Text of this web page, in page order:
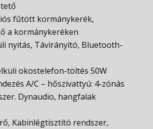
fűtött kormánykerék,
a kormánykeréken
nyitás, Távirányító, Bluetooth-
okostelefon-töltés 50W
A/C – hőszivattyú: 4-zónás
Dynaudio, hangfalak
Kabinlégtisztító rendszer,